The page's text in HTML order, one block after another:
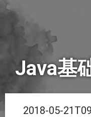
Java基
2018-05-